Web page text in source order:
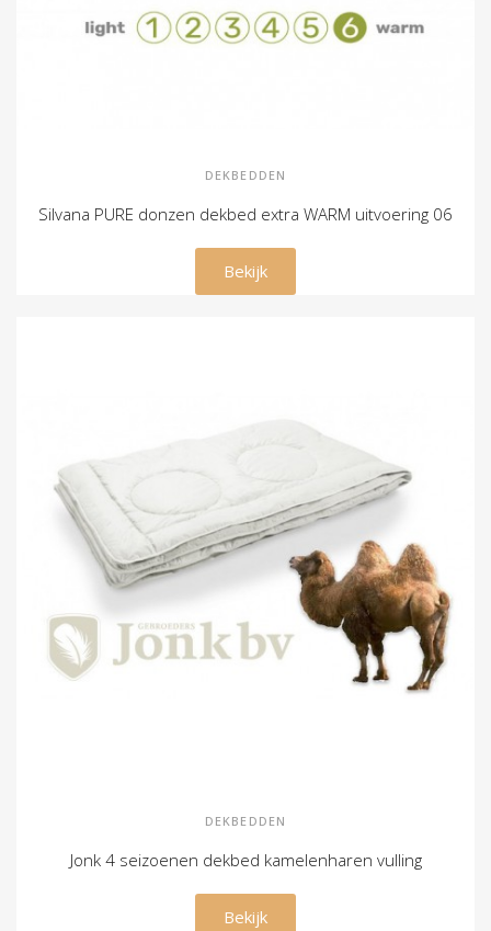
DEKBEDDEN
Silvana PURE donzen dekbed extra WARM uitvoering 06
€ 269,00
Bekijk
DEKBEDDEN
Jonk 4 seizoenen dekbed kamelenharen vulling
€ 329,00
Bekijk